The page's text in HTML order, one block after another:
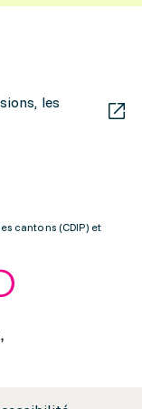
les
cantons (CDIP) et